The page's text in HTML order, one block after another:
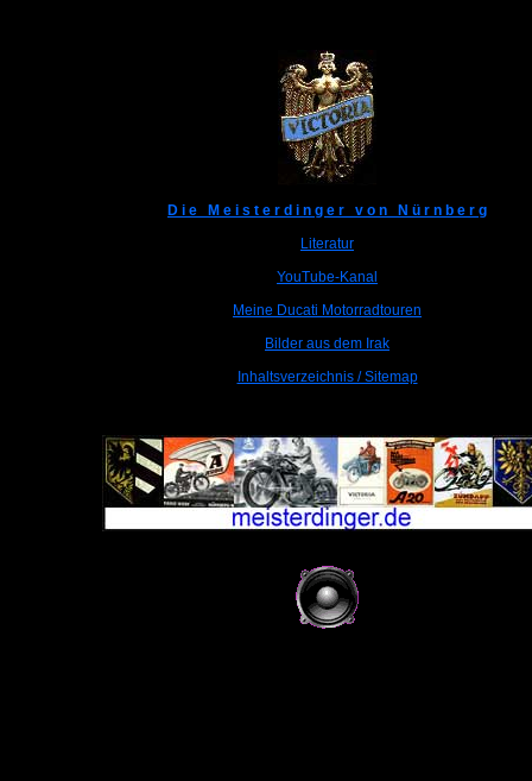
D i e M e i s t e r d i n g e r v o n N ü r n b e r g
Literatur
YouTube-Kanal
Meine Ducati Motorradtouren
Bilder aus dem Irak
Inhaltsverzeichnis / Sitemap